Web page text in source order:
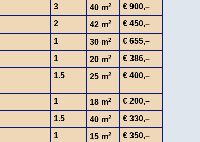
3 40 m2
€ 900,–
2 42 m2
€ 450,–
1 30 m2
€ 655,–
1 20 m2
€ 386,–
1.5 25 m2 € 400,–
1 18 m2
€ 200,–
1.5 40 m2
€ 330,–
1 15 m2
€ 350,–